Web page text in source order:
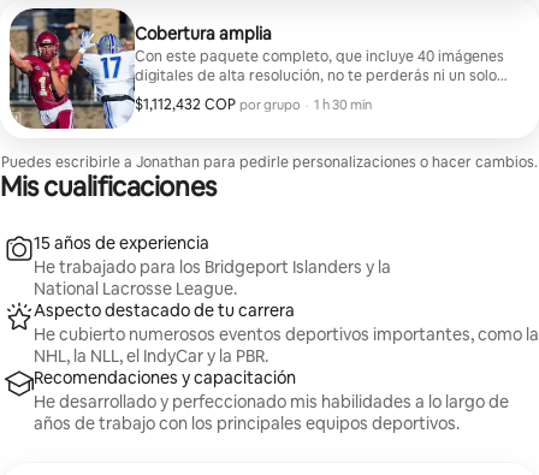
Cobertura amplia
Con este paquete completo, que incluye 40 imágenes
digitales de alta resolución, no te perderás ni un solo
detalle de tu evento.
$1,112,432 COP por grupo
$1,112,432 COP por grupo
, · 1 h 30 min
Puedes escribirle a Jonathan para pedirle personalizaciones o hacer cambios.
Mis cualificaciones
15 años de experiencia
He trabajado para los Bridgeport Islanders y la
National Lacrosse League.
Aspecto destacado de tu carrera
He cubierto numerosos eventos deportivos importantes, como la
NHL, la NLL, el IndyCar y la PBR.
Recomendaciones y capacitación
He desarrollado y perfeccionado mis habilidades a lo largo de
años de trabajo con los principales equipos deportivos.